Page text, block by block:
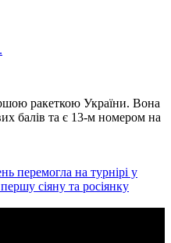
ракеткою України. Вона
балів та є 13-м номером на
перемогла на турнірі у
сіяну та росіянку